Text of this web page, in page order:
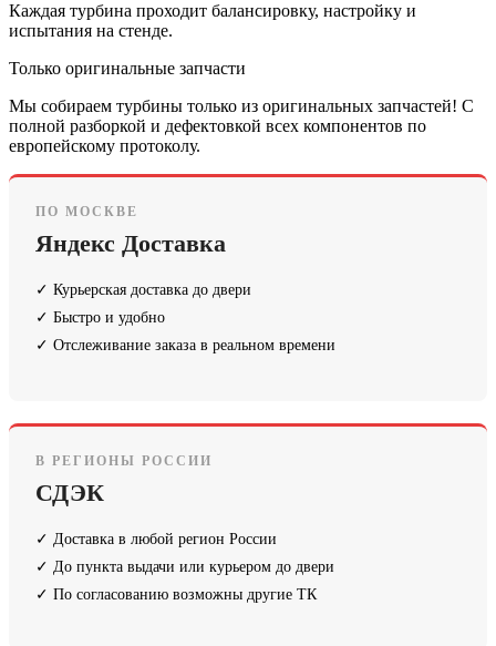
Каждая турбина проходит балансировку, настройку и
испытания на стенде.
Только оригинальные запчасти
Мы собираем турбины только из оригинальных запчастей! С
полной разборкой и дефектовкой всех компонентов по
европейскому протоколу.
ПО МОСКВЕ
Яндекс Доставка
✓ Курьерская доставка до двери
✓ Быстро и удобно
✓ Отслеживание заказа в реальном времени
В РЕГИОНЫ РОССИИ
СДЭК
✓ Доставка в любой регион России
✓ До пункта выдачи или курьером до двери
✓ По согласованию возможны другие ТК